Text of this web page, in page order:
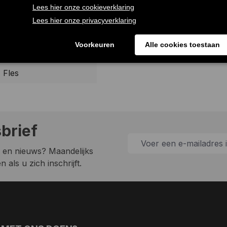
Fles
nieuws? Maandelijks
als u zich inschrijft.